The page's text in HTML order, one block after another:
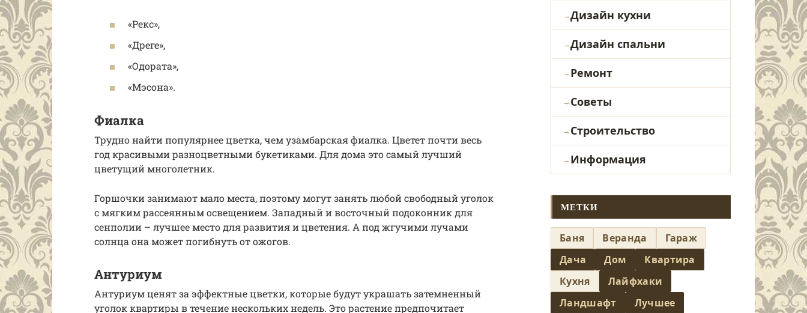
«Рекс»,
«Дреге»,
«Одората»,
«Мэсона».
Фиалка
Трудно найти популярнее цветка, чем узамбарская фиалка. Цветет почти весь
год красивыми разноцветными букетиками. Для дома это самый лучший
цветущий многолетник.
Горшочки занимают мало места, поэтому могут занять любой свободный уголок
с мягким рассеянным освещением. Западный и восточный подоконник для
сенполии – лучшее место для развития и цветения. А под жгучими лучами
солнца она может погибнуть от ожогов.
Антуриум
Антуриум ценят за эффектные цветки, которые будут украшать затемненный
уголок квартиры в течение нескольких недель. Это растение предпочитает
Дизайн кухни
Дизайн спальни
Ремонт
Советы
Строительство
Информация
МЕТКИ
Баня Веранда
Гараж
Дача
Дом
Квартира
Кухня
Лайфхаки
Ландшафт
Лучшее